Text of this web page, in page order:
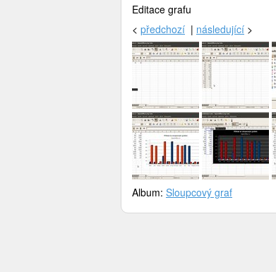
Editace grafu
< předchozí | následující >
Album: Sloupcový graf